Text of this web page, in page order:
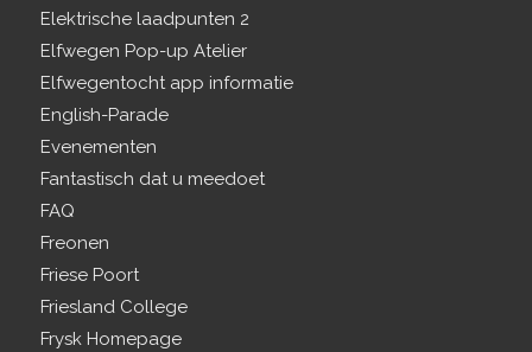
Elektrische laadpunten 2
Elfwegen Pop-up Atelier
Elfwegentocht app informatie
English-Parade
Evenementen
Fantastisch dat u meedoet
FAQ
Freonen
Friese Poort
Friesland College
Frysk Homepage